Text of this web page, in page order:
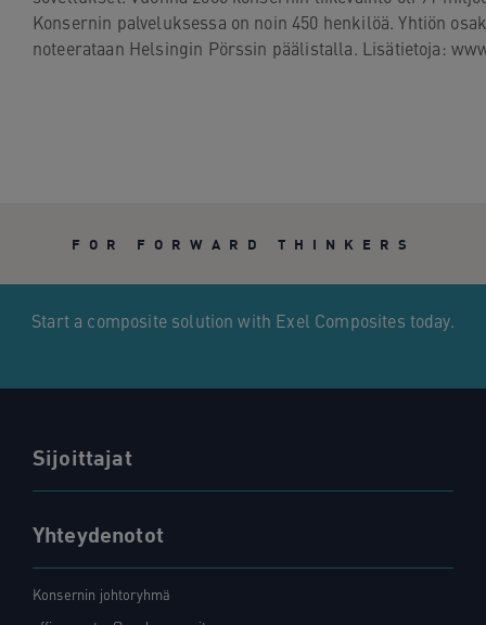
Konsernin palveluksessa on noin 450 henkilöä. Yhtiön
noteerataan Helsingin Pörssin päälistalla. Lisätietoja:
FOR FORWARD THINKERS
Start a composite solution with Exel Composites today.
Sijoittajat
Yhteydenotot
Konsernin johtoryhmä